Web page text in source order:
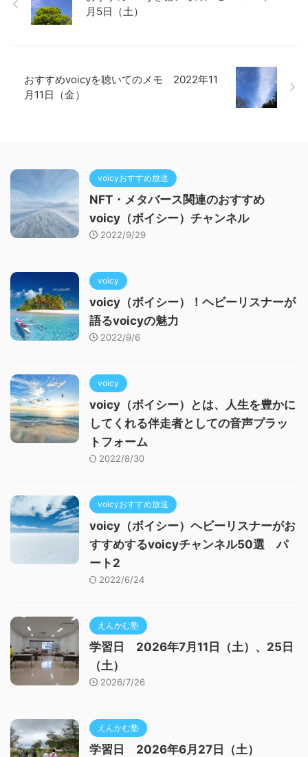
月5日（土）
おすすめvoicyを聴いてのメモ 2022年11
月11日（金）
voicyおすすめ放送
NFT・メタバース関連のおすすめ
voicy（ボイシー）チャンネル
2022/9/29
voicy
voicy（ボイシー）！ヘビーリスナーが
語るvoicyの魅力
2022/9/6
voicy
voicy（ボイシー）とは、人生を豊かに
してくれる伴走者としての音声プラッ
トフォーム
2022/8/30
voicyおすすめ放送
voicy（ボイシー）ヘビーリスナーがお
すすめするvoicyチャンネル50選 パ
ート2
2022/6/24
えんかむ塾
学習日 2026年7月11日（土）、25日
（土）
2026/7/26
えんかむ塾
学習日 2026年6月27日（土）